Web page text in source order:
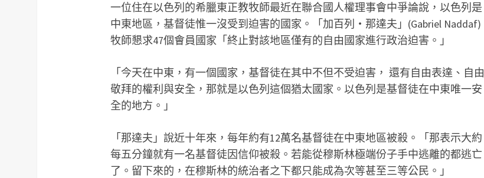
一位住在以色列的希臘東正教牧師最近在聯合國人權理事會中爭論說，以色列是
中東地區，基督徒惟一沒受到迫害的國家。「加百列‧那達夫」(Gabriel Naddaf)
牧師懇求47個會員國家「終止對該地區僅有的自由國家進行政治迫害。」
「今天在中東，有一個國家，基督徒在其中不但不受迫害， 還有自由表達、自由
敬拜的權利與安全，那就是以色列這個猶太國家。以色列是基督徒在中東唯一安
全的地方。」
「那達夫」說近十年來，每年約有12萬名基督徒在中東地區被殺。「那表示大約
每五分鐘就有一名基督徒因信仰被殺。若能從穆斯林極端份子手中逃離的都逃亡
了。留下來的，在穆斯林的統治者之下都只能成為次等甚至三等公民。」